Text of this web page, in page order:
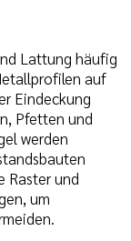
Lattung häufig
auf
Eindeckung
Pfetten und
werden
Raster und
um